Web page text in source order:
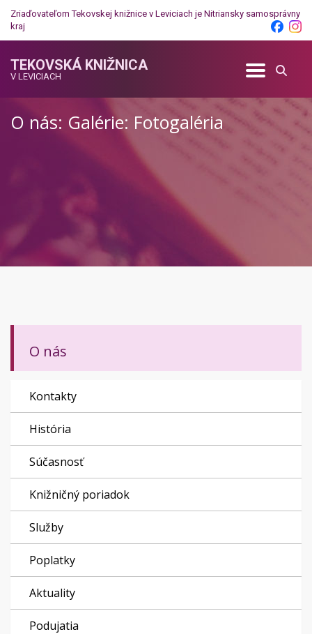
Zriaďovateľom Tekovskej knižnice v Leviciach je Nitriansky samosprávny
kraj
TEKOVSKÁ KNIŽNICA
V LEVICIACH
O nás: Galérie: Fotogaléria
O nás
Kontakty
História
Súčasnosť
Knižničný poriadok
Služby
Poplatky
Aktuality
Podujatia